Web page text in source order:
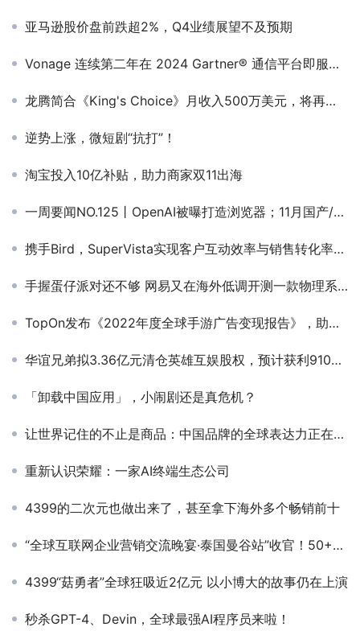
亚马逊股价盘前跌超2%，Q4业绩展望不及预期
Vonage 连续第二年在 2024 Gartner® 通信平台即服务魔力象限™ 中被评为领导者
龙腾简合《King's Choice》月收入500万美元，将再进军小众海外平台
逆势上涨，微短剧“抗打”！
淘宝投入10亿补贴，助力商家双11出海
一周要闻NO.125丨OpenAI被曝打造浏览器；11月国产/进口版号下发；阿里整合国内和海外电商；杨植麟还没有解开月之暗面的局
携手Bird，SuperVista实现客户互动效率与销售转化率双提升
手握蛋仔派对还不够 网易又在海外低调开测一款物理系派对新游
TopOn发布《2022年度全球手游广告变现报告》，助力手游开发者提升广告收益
华谊兄弟拟3.36亿元清仓英雄互娱股权，预计获利9100万元
「卸载中国应用」，小闹剧还是真危机？
让世界记住的不止是商品：中国品牌的全球表达力正在生长
重新认识荣耀：一家AI终端生态公司
4399的二次元也做出来了，甚至拿下海外多个畅销前十
“全球互联网企业营销交流晚宴·泰国曼谷站”收官！50+全球ADX、网盟企业高管共话出海营销新图景！
4399“菇勇者”全球狂吸近2亿元 以小博大的故事仍在上演
秒杀GPT-4、Devin，全球最强AI程序员来啦！